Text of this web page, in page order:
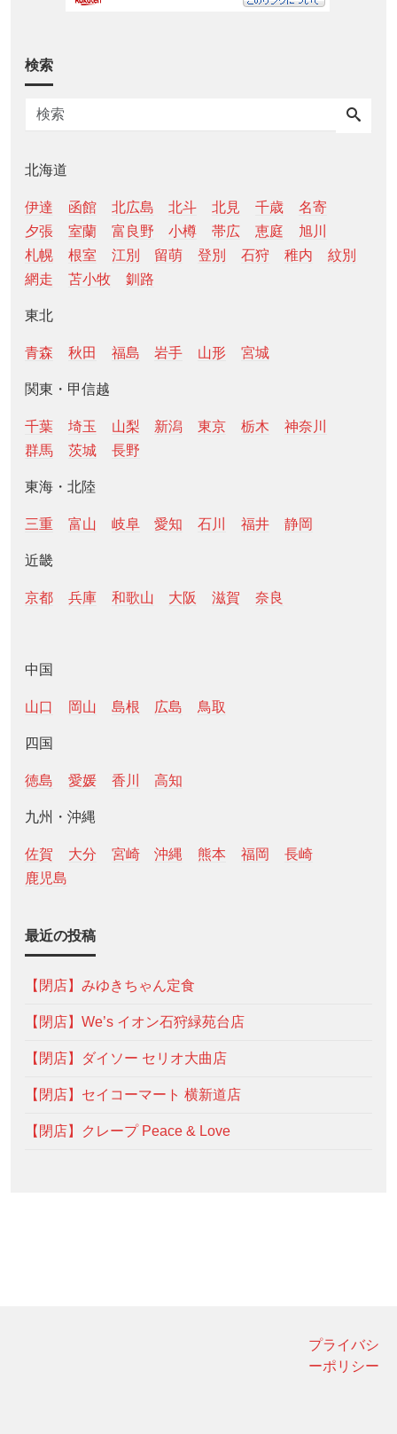
検索
北海道
伊達 函館 北広島 北斗 北見 千歳
名寄
夕張
室蘭 富良野 小樽 帯広 恵庭
旭川
札幌
根室 江別 留萌 登別 石狩 稚内
紋別
網走
苫小牧 釧路
東北
青森 秋田 福島 岩手 山形 宮城
関東・甲信越
千葉 埼玉 山梨 新潟 東京 栃木
神奈川
群馬
茨城 長野
東海・北陸
三重 富山 岐阜 愛知 石川 福井 静岡
近畿
京都 兵庫 和歌山 大阪 滋賀 奈良
中国
山口 岡山 島根 広島 鳥取
四国
徳島 愛媛 香川 高知
九州・沖縄
佐賀 大分 宮崎 沖縄 熊本 福岡
長崎
鹿児島
最近の投稿
【閉店】みゆきちゃん定食
【閉店】We’s イオン石狩緑苑台店
【閉店】ダイソー セリオ大曲店
【閉店】セイコーマート 横新道店
【閉店】クレープ Peace & Love
プライバシ
ーポリシー